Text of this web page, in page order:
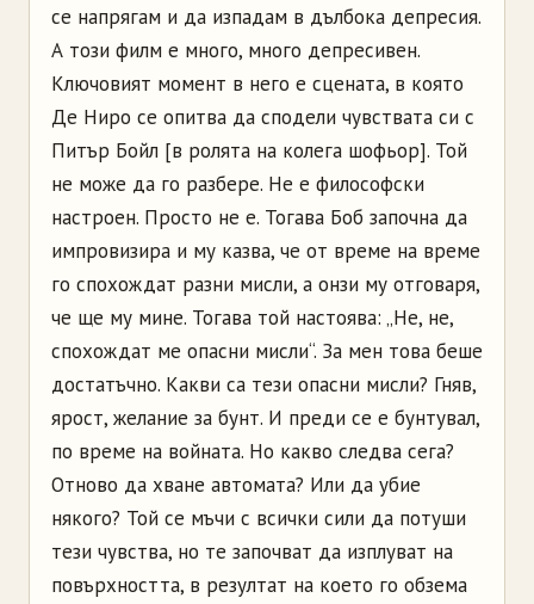
се напрягам и да изпадам в дълбока депресия.
А този филм е много, много депресивен.
Ключовият момент в него е сцената, в която
Де Ниро се опитва да сподели чувствата си с
Питър Бойл [в ролята на колега шофьор]. Той
не може да го разбере. Не е философски
настроен. Просто не е. Тогава Боб започна да
импровизира и му казва, че от време на време
го спохождат разни мисли, а онзи му отговаря,
че ще му мине. Тогава той настоява: „Не, не,
спохождат ме опасни мисли“. За мен това беше
достатъчно. Какви са тези опасни мисли? Гняв,
ярост, желание за бунт. И преди се е бунтувал,
по време на войната. Но какво следва сега?
Отново да хване автомата? Или да убие
някого? Той се мъчи с всички сили да потуши
тези чувства, но те започват да изплуват на
повърхността, в резултат на което го обзема